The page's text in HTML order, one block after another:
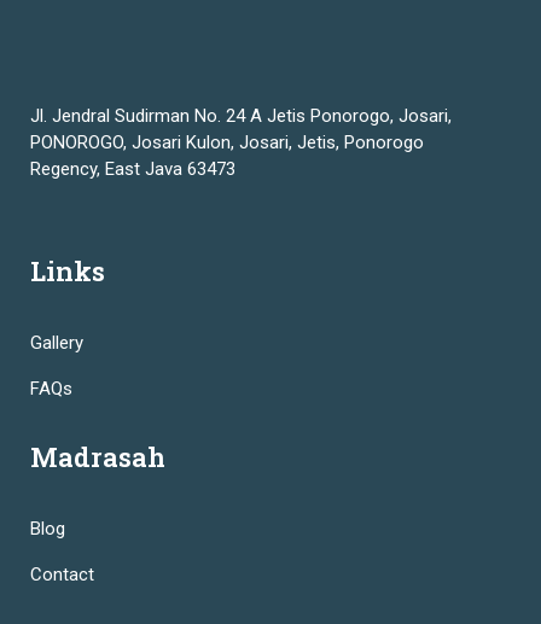
Jl. Jendral Sudirman No. 24 A Jetis Ponorogo, Josari,
PONOROGO, Josari Kulon, Josari, Jetis, Ponorogo
Regency, East Java 63473
Links
Gallery
FAQs
Madrasah
Blog
Contact